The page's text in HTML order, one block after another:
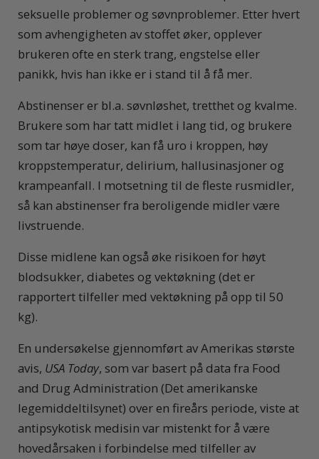
seksuelle problemer og søvnproblemer. Etter hvert
som avhengigheten av stoffet øker, opplever
brukeren ofte en sterk trang, engstelse eller
panikk, hvis han ikke er i stand til å få mer.
Abstinenser er bl.a. søvnløshet, tretthet og kvalme.
Brukere som har tatt midlet i lang tid, og brukere
som tar høye doser, kan få uro i kroppen, høy
kroppstemperatur, delirium, hallusinasjoner og
krampeanfall. I motsetning til de fleste rusmidler,
så kan abstinenser fra beroligende midler være
livstruende.
Disse midlene kan også øke risikoen for høyt
blodsukker, diabetes og vektøkning (det er
rapportert tilfeller med vektøkning på opp til 50
kg).
En undersøkelse gjennomført av Amerikas største
avis, USA Today, som var basert på data fra Food
and Drug Administration (Det amerikanske
legemiddeltilsynet) over en fireårs periode, viste at
antipsykotisk medisin var mistenkt for å være
hovedårsaken i forbindelse med tilfeller av